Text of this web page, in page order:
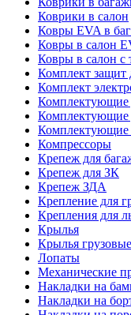
Коврики в салон
Ковры EVA в
Ковры в салон
Ковры в салон с
Комплект защит
Комплект
Комплектующие
Комплектующие
Компрессоры
Крепеж для
Крепеж для ЗК
Крепеж ЗДА
Крепление для
Крепления для
Крылья
Крылья грузовые
Лопаты
Механические
Накладки на
Накладки на